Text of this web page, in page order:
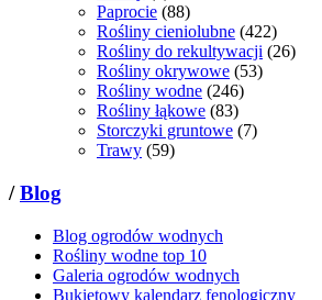
Paprocie (88)
Rośliny cieniolubne (422)
Rośliny do rekultywacji (26)
Rośliny okrywowe (53)
Rośliny wodne (246)
Rośliny łąkowe (83)
Storczyki gruntowe (7)
Trawy (59)
/Blog
Blog ogrodów wodnych
Rośliny wodne top 10
Galeria ogrodów wodnych
Bukietowy kalendarz fenologiczny